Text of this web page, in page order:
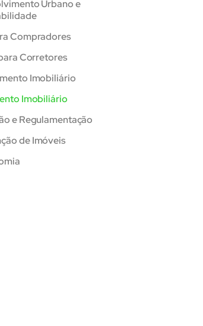
Urbano e
Compradores
Corretores
Imobiliário
Imobiliário
e Regulamentação
de Imóveis